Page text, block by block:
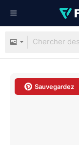
Sauvegardez